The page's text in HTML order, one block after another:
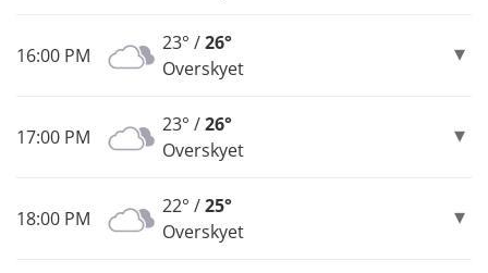
16:00 PM
23° /26°
Overskyet
17:00 PM
23° /26°
Overskyet
18:00 PM
22° /25°
Overskyet